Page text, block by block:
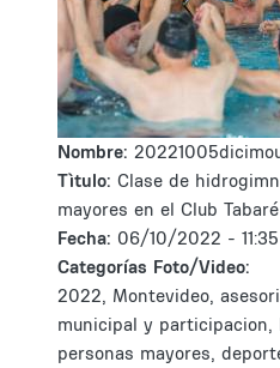
Nombre:
Tìtulo: Clase de
mayores en el Club Tabaré
Fecha: 06/10/2022 - 11:35
Categorías Foto/Video:
2022, Montevideo,
municipal y participacion,
personas mayores,